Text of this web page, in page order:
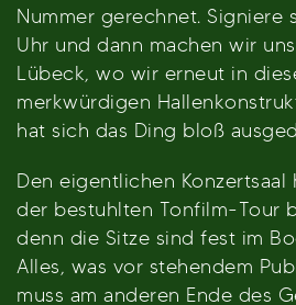
Nummer gerechnet. Signiere
Uhr und dann machen wir
Lübeck, wo wir erneut in
merkwürdigen
hat sich das Ding bloß
Den eigentlichen
der bestuhlten Tonfilm-Tour
denn die Sitze sind fest im
Alles, was vor stehendem
muss am anderen Ende des